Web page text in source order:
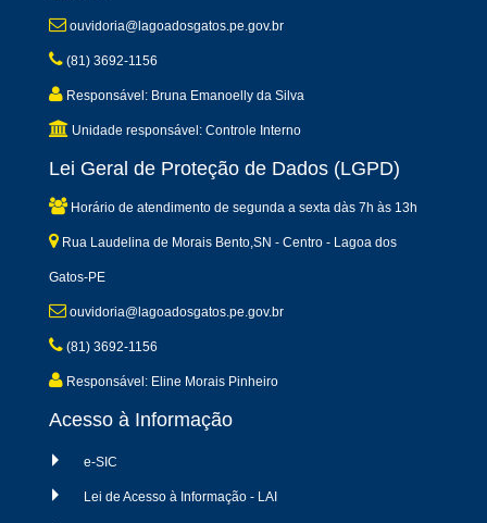
ouvidoria@lagoadosgatos.pe.gov.br
(81) 3692-1156
Responsável: Bruna Emanoelly da Silva
Unidade responsável: Controle Interno
Lei Geral de Proteção de Dados (LGPD)
Horário de atendimento de segunda a sexta dàs 7h às 13h
Rua Laudelina de Morais Bento,SN - Centro - Lagoa dos
Gatos-PE
ouvidoria@lagoadosgatos.pe.gov.br
(81) 3692-1156
Responsável: Eline Morais Pinheiro
Acesso à Informação
e-SIC
Lei de Acesso à Informação - LAI